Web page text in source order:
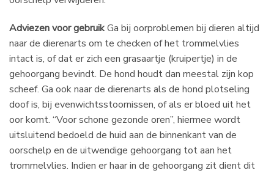
Adviezen voor gebruikGa bij oorproblemen bij dieren altijd
naar de dierenarts om te checken of het trommelvlies
intact is, of dat er zich een grasaartje (kruipertje) in de
gehoorgang bevindt. De hond houdt dan meestal zijn kop
scheef. Ga ook naar de dierenarts als de hond plotseling
doof is, bij evenwichtsstoornissen, of als er bloed uit het
oor komt. “Voor schone gezonde oren”, hiermee wordt
uitsluitend bedoeld de huid aan de binnenkant van de
oorschelp en de uitwendige gehoorgang tot aan het
trommelvlies. Indien er haar in de gehoorgang zit dient dit